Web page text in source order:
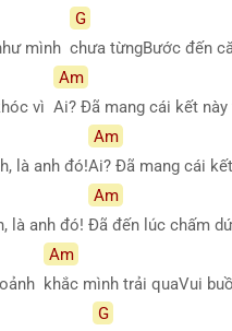
mình
G
chưa từngBước đến
vì
Am
Ai? Đã mang cái kết
là anh đó!
Am
Ai? Đã mang cái
là anh đó!
Am
Đã đến lúc chấm
Am
khắc mình trải quaVui
G